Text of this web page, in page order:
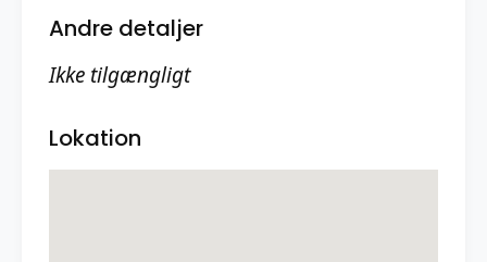
Andre detaljer
Ikke tilgængligt
Lokation